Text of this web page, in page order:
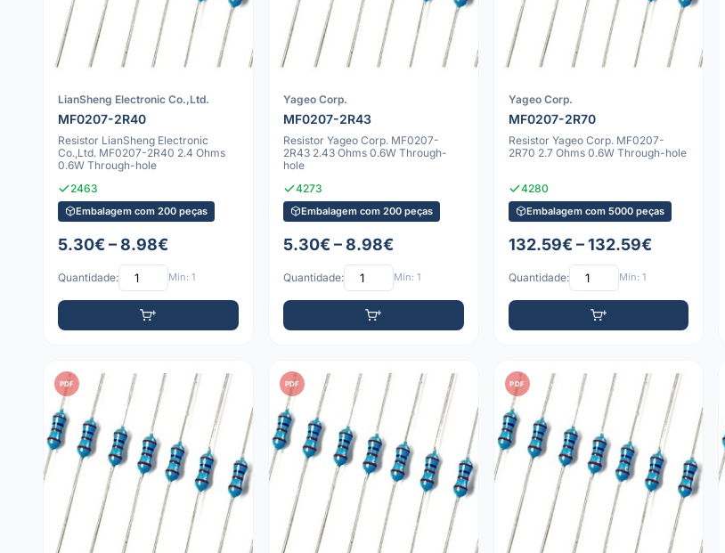
LianSheng Electronic Co.,Ltd.
MF0207-2R40
Resistor LianSheng Electronic
Co.,Ltd. MF0207-2R40 2.4 Ohms
0.6W Through-hole
2463
Embalagem com 200 peças
5.30€ – 8.98€
Quantidade: Mín: 1
Yageo Corp.
MF0207-2R43
Resistor Yageo Corp. MF0207-
2R43 2.43 Ohms 0.6W Through-
hole
4273
Embalagem com 200 peças
5.30€ – 8.98€
Quantidade: Mín: 1
Yageo Corp.
MF0207-2R70
Resistor Yageo Corp. MF0207-
2R70 2.7 Ohms 0.6W Through-hole
4280
Embalagem com 5000 peças
132.59€ – 132.59€
Quantidade: Mín: 1
PDF PDF PDF